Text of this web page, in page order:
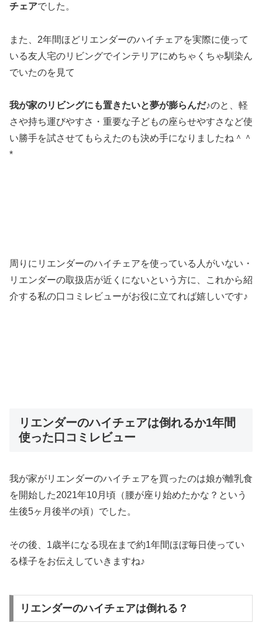
チェアでした。
また、2年間ほどリエンダーのハイチェアを実際に使って
いる友人宅のリビングでインテリアにめちゃくちゃ馴染ん
でいたのを見て
我が家のリビングにも置きたいと夢が膨らんだ♪のと、軽
さや持ち運びやすさ・重要な子どもの座らせやすさなど使
い勝手を試させてもらえたのも決め手になりましたね＾＾
*
周りにリエンダーのハイチェアを使っている人がいない・
リエンダーの取扱店が近くにないという方に、これから紹
介する私の口コミレビューがお役に立てれば嬉しいです♪
リエンダーのハイチェアは倒れるか1年間
使った口コミレビュー
我が家がリエンダーのハイチェアを買ったのは娘が離乳食
を開始した2021年10月頃（腰が座り始めたかな？という
生後5ヶ月後半の頃）でした。
その後、1歳半になる現在まで約1年間ほぼ毎日使ってい
る様子をお伝えしていきますね♪
リエンダーのハイチェアは倒れる？